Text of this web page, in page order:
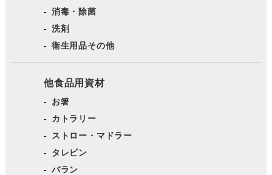
消毒・除菌
洗剤
衛生用品その他
他食品用資材
お箸
カトラリー
ストロー・マドラー
タレビン
バラン